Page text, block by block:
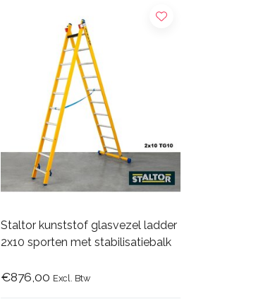
Staltor kunststof glasvezel ladder
2x10 sporten met stabilisatiebalk
€876,00 Excl. Btw